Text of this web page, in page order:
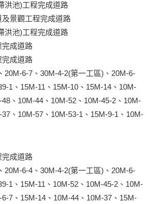
洪池)工程完成道路
景觀工程完成道路
洪池)工程完成道路
完成道路
完成道路
20M-6-7、30M-4-2(第一工區)、20M-6-
1、15M-11、15M-10、15M-14、10M-
、10M-44、10M-52、10M-45-2、10M-
、10M-57、10M-53-1、15M-9-1、10M-
完成道路
20M-6-4、30M-4-2(第一工區)、20M-6-
1、15M-11、10M-52、10M-45-2、10M-
7、15M-14、10M-44、10M-37、15M-